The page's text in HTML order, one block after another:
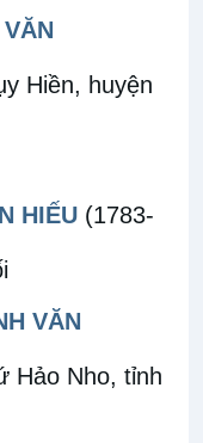
Hiền, huyện
HIẾU (1783-
VĂN
Hảo Nho, tỉnh